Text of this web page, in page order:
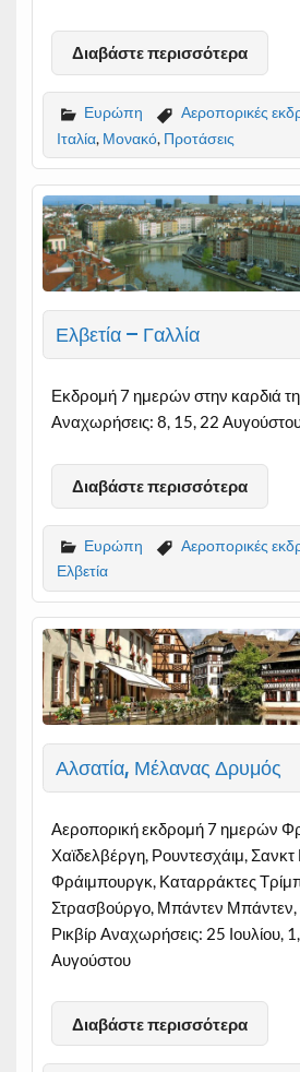
Διαβάστε περισσότερα
Ευρώπη Αεροπορικές
Ιταλία, Μονακό, Προτάσεις
Ελβετία – Γαλλία
Εκδρομή 7 ημερών στην καρδιά
Αναχωρήσεις: 8, 15, 22
Διαβάστε περισσότερα
Ευρώπη Αεροπορικές
Ελβετία
Αλσατία, Μέλανας Δρυμός
Αεροπορική εκδρομή 7 ημερών
Χαϊδελβέργη, Ρουντεσχάιμ,
Φράιμπουργκ, Καταρράκτες
Στρασβούργο, Μπάντεν Μπάντεν,
Ρικβίρ Αναχωρήσεις: 25 Ιουλίου,
Αυγούστου
Διαβάστε περισσότερα